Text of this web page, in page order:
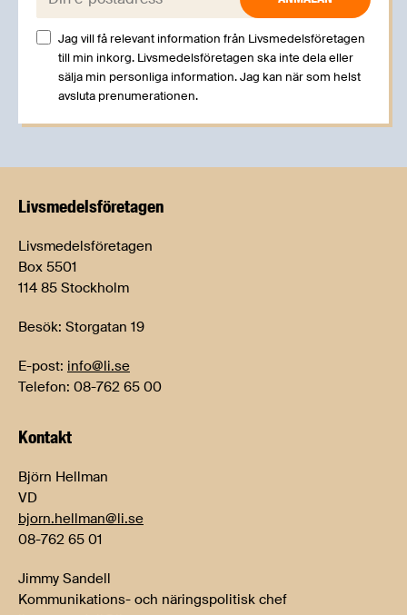
Jag vill få relevant information från Livsmedelsföretagen
till min inkorg. Livsmedelsföretagen ska inte dela eller
sälja min personliga information. Jag kan när som helst
avsluta prenumerationen.
Livsmedels­företagen
Livsmedelsföretagen
Box 5501
114 85 Stockholm
Besök: Storgatan 19
E-post: info@li.se
Telefon: 08-762 65 00
Kontakt
Björn Hellman
VD
bjorn.hellman@li.se
08-762 65 01
Jimmy Sandell
Kommunikations- och näringspolitisk chef